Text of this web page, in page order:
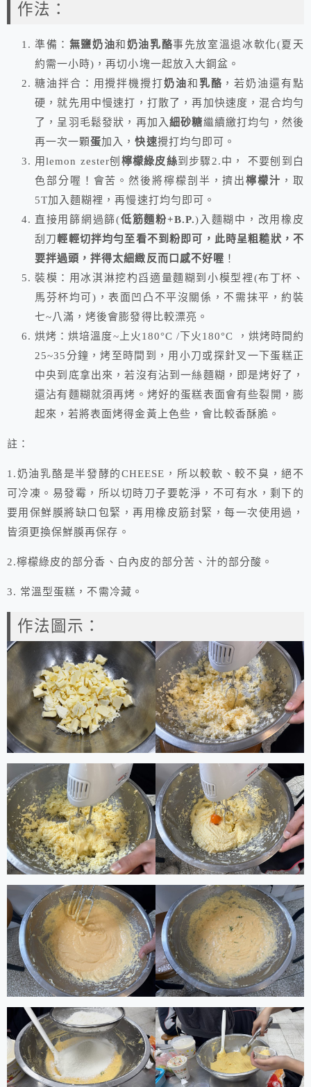
作法：
準備： 無鹽奶油和 奶油乳酪事先放室溫退冰軟化(夏天
約需一小時)，再切小塊一起放入大鋼盆。
糖油拌合：用攪拌機攪打奶油和 乳酪 ，若奶油還有點
硬，就先用中慢速打，打散了，再加快速度，混合均勻
了，呈羽毛鬆發狀，再加入細砂糖繼續繳打均勻，然後
再一次一顆蛋加入，快速攪打均勻即可。
用lemon zester刨 檸檬綠皮絲到步驟2.中， 不要刨到白
色部分喔！會苦。然後將檸檬剖半，擠出檸檬汁 ，取
5T加入麵糊裡，再慢速打均勻即可。
直接用篩網過篩(低筋麵粉+B.P.)入麵糊中，改用橡皮
刮刀輕輕切拌均勻至看不到粉即可，此時呈粗糙狀，不
要拌過頭，拌得太細緻反而口感不好喔 ！
裝模：用冰淇淋挖杓舀適量麵糊到小模型裡(布丁杯、
馬芬杯均可)，表面凹凸不平沒關係，不需抹平，約裝
七~八滿，烤後會膨發得比較漂亮。
烘烤：烘培溫度~上火180°C /下火180°C ，烘烤時間約
25~35分鐘，烤至時間到，用小刀或探針叉一下蛋糕正
中央到底拿出來，若沒有沾到一絲麵糊，即是烤好了，
還沾有麵糊就須再烤。烤好的蛋糕表面會有些裂開，膨
起來，若將表面烤得金黃上色些，會比較香酥脆 。
註：
1.奶油乳酪是半發酵的CHEESE ，所以較軟、較不臭，絕不
可冷凍。易發霉，所以切時刀子要乾淨，不可有水，剩下的
要用保鮮膜將缺口包緊，再用橡皮筋封緊，每一次使用過，
皆須更換保鮮膜再保存。
2.檸檬綠皮的部分香、白內皮的部分苦、汁的部分酸。
3. 常溫型蛋糕，不需冷藏。
作法圖示：